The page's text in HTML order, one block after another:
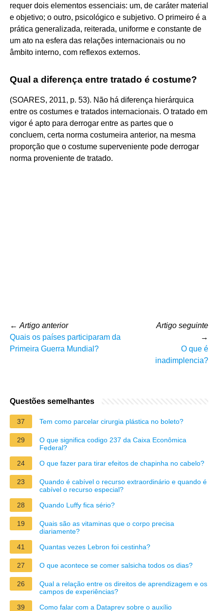
requer dois elementos essenciais: um, de caráter material
e objetivo; o outro, psicológico e subjetivo. O primeiro é a
prática generalizada, reiterada, uniforme e constante de
um ato na esfera das relações internacionais ou no
âmbito interno, com reflexos externos.
Qual a diferença entre tratado é costume?
(SOARES, 2011, p. 53). Não há diferença hierárquica
entre os costumes e tratados internacionais. O tratado em
vigor é apto para derrogar entre as partes que o
concluem, certa norma costumeira anterior, na mesma
proporção que o costume superveniente pode derrogar
norma proveniente de tratado.
← Artigo anterior
Quais os países participaram da
Primeira Guerra Mundial?
Artigo seguinte
→
O que é
inadimplencia?
Questões semelhantes
37 Tem como parcelar cirurgia plástica no boleto?
29
O que significa codigo 237 da Caixa Econômica
Federal?
24
O que fazer para tirar efeitos de chapinha no cabelo?
23
Quando é cabível o recurso extraordinário e quando é
cabível o recurso especial?
28
Quando Luffy fica sério?
19
Quais são as vitaminas que o corpo precisa
diariamente?
41
Quantas vezes Lebron foi cestinha?
27 O que acontece se comer salsicha todos os dias?
26
Qual a relação entre os direitos de aprendizagem e os
campos de experiências?
39
Como falar com a Dataprev sobre o auxílio